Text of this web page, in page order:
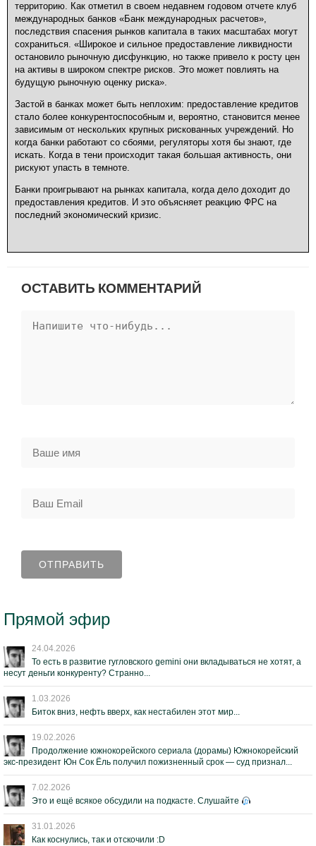
территорию. Как отметил в своем недавнем годовом отчете клуб
международных банков «Банк международных расчетов»,
последствия спасения рынков капитала в таких масштабах могут
сохраниться. «Широкое и сильное предоставление ликвидности
остановило рыночную дисфункцию, но также привело к росту цен
на активы в широком спектре рисков. Это может повлиять на
будущую рыночную оценку риска».
Застой в банках может быть неплохим: предоставление кредитов
стало более конкурентоспособным и, вероятно, становится менее
зависимым от нескольких крупных рискованных учреждений. Но
когда банки работают со сбоями, регуляторы хотя бы знают, где
искать. Когда в тени происходит такая большая активность, они
рискуют упасть в темноте.
Банки проигрывают на рынках капитала, когда дело доходит до
предоставления кредитов. И это объясняет реакцию ФРС на
последний экономический кризис.
ОСТАВИТЬ КОММЕНТАРИЙ
Прямой эфир
24.04.2026
То есть в развитие гугловского gemini они вкладываться не хотят, а
несут деньги конкуренту? Странно...
1.03.2026
Биток вниз, нефть вверх, как нестабилен этот мир...
19.02.2026
Продолжение южнокорейского сериала (дорамы) Южнокорейский
экс-президент Юн Сок Ёль получил пожизненный срок — суд признал...
7.02.2026
Это и ещё всякое обсудили на подкасте. Слушайте
31.01.2026
Как коснулись, так и отскочили :D